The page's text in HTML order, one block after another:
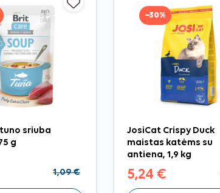
sriuba
g
1,09 €
−30%
JosiCat Crispy Duck
maistas katėms su
antiena, 1,9 kg
5,24 €